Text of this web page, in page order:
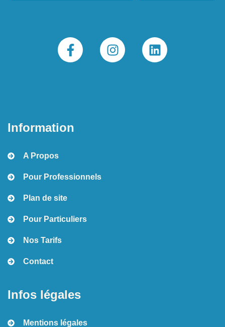
Information
A Propos
Pour Professionnels
Plan de site
Pour Particuliers
Nos Tarifs
Contact
Infos légales
Mentions légales